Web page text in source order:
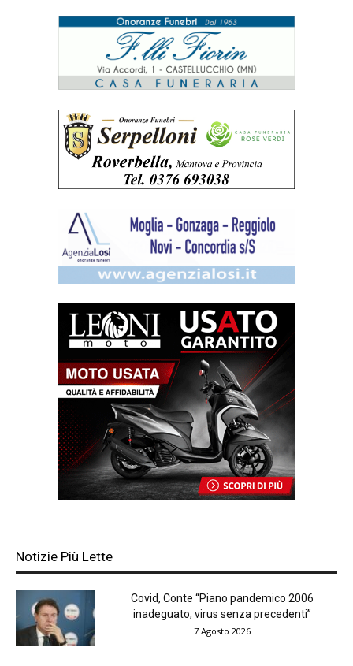
Notizie Più Lette
Covid, Conte “Piano pandemico 2006
inadeguato, virus senza precedenti”
7 Agosto 2026